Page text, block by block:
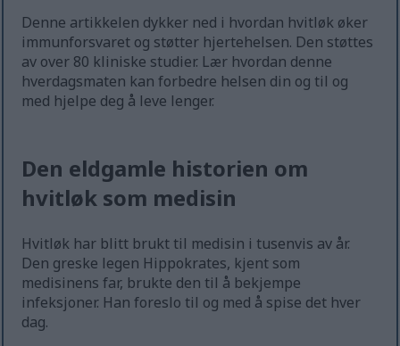
Denne artikkelen dykker ned i hvordan hvitløk øker
immunforsvaret og støtter hjertehelsen. Den støttes
av over 80 kliniske studier. Lær hvordan denne
hverdagsmaten kan forbedre helsen din og til og
med hjelpe deg å leve lenger.
Den eldgamle historien om
hvitløk som medisin
Hvitløk har blitt brukt til medisin i tusenvis av år.
Den greske legen Hippokrates, kjent som
medisinens far, brukte den til å bekjempe
infeksjoner. Han foreslo til og med å spise det hver
dag.